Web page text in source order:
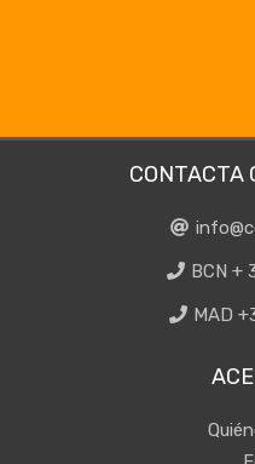
CONTACTA
BCN +
MAD